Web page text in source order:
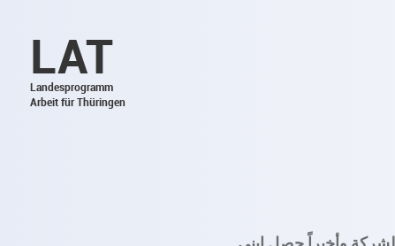
LAT
Landesprogramm
Arbeit für Thüringen